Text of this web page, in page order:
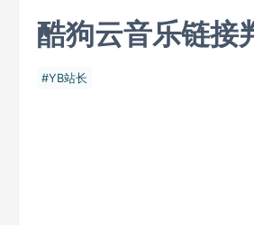
酷狗云音乐链接
YB站长